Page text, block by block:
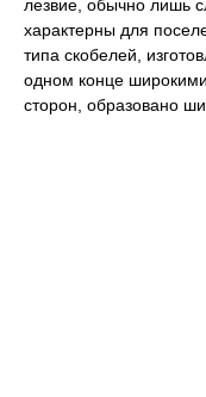
лезвие, обычно лишь
характерны для
типа скобелей,
одном конце
сторон, образовано